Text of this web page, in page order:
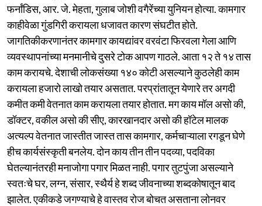
फर्नांडिस, आर. जे. मेहता, गुलाब जोशी वगैरेंच्या युनियन होत्या. कामगार
काहीवेळा गुंडगिरी करायला धजावत कारण संघटीत होते.
जागतिकीकरणानंतर कामगार कायद्यांवर वरवंटा फिरवला गेला आणि
व्यवस्थापनांच्या मनमानीचे दुसरे टोक आपण गाठले. आता १२ ते १४ तास
काम करायचे. देशाची लोकसंख्या १४० कोटी असल्याने कुठलेही काम
करायला हजारो लाखो तयार असतात. परप्रांतातून येणारे तर अगदी
कमीत कमी वेतनात काम करायला तयार होतात. मग काय मॉल असो की,
डॉक्टर, वकील असो की सीए, कारखानदार असो की हॉटेल मालक
अत्यल्प वेतनात जास्तीत जास्त तास कामगार, कर्मचाऱ्याला रगडून घेणे
हीच कार्यसंस्कृती बनलेय. दोन काय तीन तीन पदव्या, पदविका
घेतल्यानंतरही मनाजोगा पगार मिळत नाही. पगार तुटपुंजा असल्याने
स्वतःचे घर, लग्न, संसार, स्थैर्य हे शब्द जीवनाच्या शब्दकोषातून बाद
झालेत. एकीकडे जगण्याचे हे वास्तव रोज बोचत असताना लोनवर